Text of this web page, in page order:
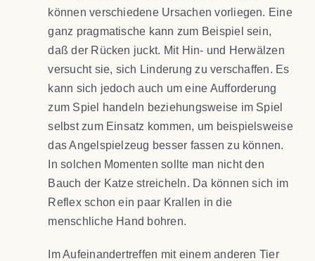
können verschiedene Ursachen vorliegen. Eine
ganz pragmatische kann zum Beispiel sein,
daß der Rücken juckt. Mit Hin- und Herwälzen
versucht sie, sich Linderung zu verschaffen. Es
kann sich jedoch auch um eine Aufforderung
zum Spiel handeln beziehungsweise im Spiel
selbst zum Einsatz kommen, um beispielsweise
das Angelspielzeug besser fassen zu können.
In solchen Momenten sollte man nicht den
Bauch der Katze streicheln. Da können sich im
Reflex schon ein paar Krallen in die
menschliche Hand bohren.
Im Aufeinandertreffen mit einem anderen Tier